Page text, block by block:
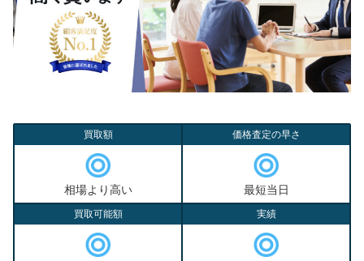
買取額
相場より高い
価格査定の早さ
最短当日
買取可能額 実績